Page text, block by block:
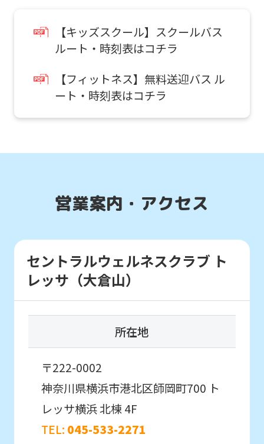
【キッズスクール】スクールバス
ルート・時刻表はコチラ
【フィットネス】無料送迎バス ル
ート・時刻表はコチラ
営業案内・アクセス
セントラルウェルネスクラブ ト
レッサ（大倉山）
所在地
〒222-0002
神奈川県横浜市港北区師岡町700 ト
レッサ横浜 北棟 4F
TEL: 045-533-2271
Central
Sports
official
website
is
translated
Click
below
automatic
translation)
to
the
top
page.